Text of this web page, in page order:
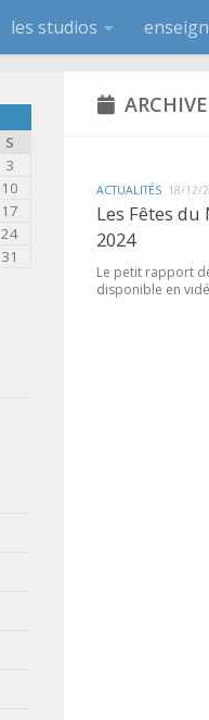
les studios
ACTUALITÉS 18/12/
Les Fêtes
2024
Le petit rapport
disponible en
S
3
10
17
24
31